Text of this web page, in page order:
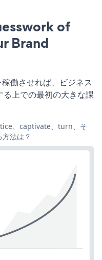
of
Brand
働させれば、ビジネス
上での最初の大きな課
、captivate、turn、そ
法は？